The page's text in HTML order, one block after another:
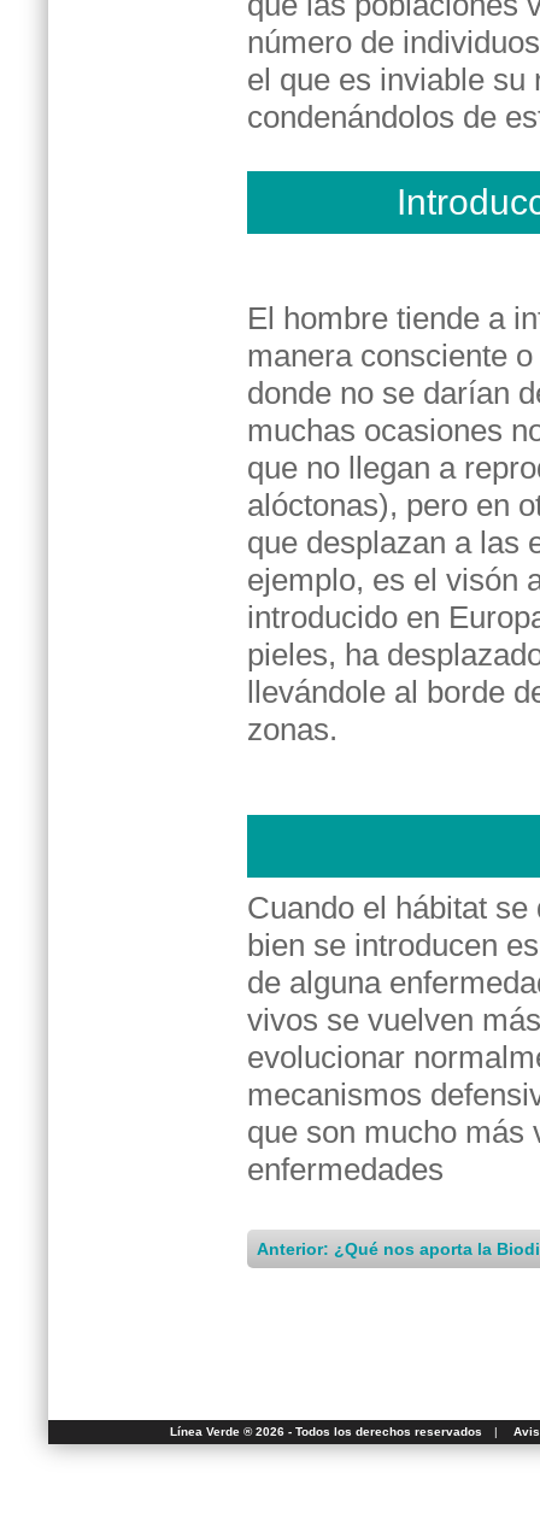
número de
el que es inviable su
condenándolos de
El hombre tiende a
manera consciente
donde no se darían
muchas ocasiones
que no llegan a
alóctonas), pero en
que desplazan a las
ejemplo, es el visón
introducido en
pieles, ha
llevándole al borde
zonas.
Cuando el hábitat
bien se introducen
de alguna
vivos se vuelven
evolucionar
mecanismos
que son mucho más
enfermedades
Anterior: ¿Qué nos aporta la
Línea Verde ® 2026 - Todos los derechos reservados |